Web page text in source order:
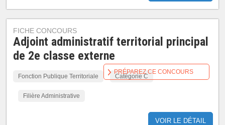
FICHE CONCOURS
Adjoint administratif territorial principal
de 2e classe externe
Fonction Publique Territoriale Catégorie C
Filière Administrative
VOIR LE DÉTAIL
PRÉPAREZ CE CONCOURS